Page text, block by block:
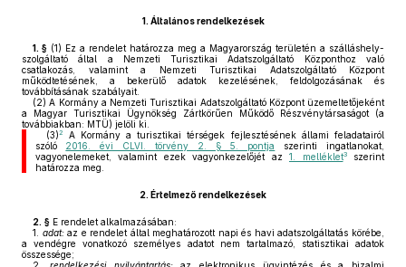
1. Általános rendelkezések
1. § (1) Ez a rendelet határozza meg a Magyarország területén a szálláshely-
szolgáltató által a Nemzeti Turisztikai Adatszolgáltató Központhoz való
csatlakozás, valamint a Nemzeti Turisztikai Adatszolgáltató Központ
működtetésének, a bekerülő adatok kezelésének, feldolgozásának és
továbbításának szabályait.
(2) A Kormány a Nemzeti Turisztikai Adatszolgáltató Központ üzemeltetőjeként
a Magyar Turisztikai Ügynökség Zártkörűen Működő Részvénytársaságot (a
továbbiakban: MTÜ) jelöli ki.
(3)2
A Kormány a turisztikai térségek fejlesztésének állami feladatairól
szóló 2016. évi CLVI. törvény 2. § 5. pontja
szerinti ingatlanokat,
vagyonelemeket, valamint ezek vagyonkezelőjét az 1. melléklet3szerint
határozza meg.
2. Értelmező rendelkezések
2. § E rendelet alkalmazásában:
1.
adat:az e rendelet által meghatározott napi és havi adatszolgáltatás körébe,
a vendégre vonatkozó személyes adatot nem tartalmazó, statisztikai adatok
összessége;